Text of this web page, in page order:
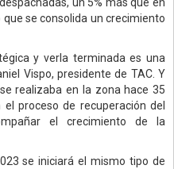
que se consolida un crecimiento
y verla terminada es una
Vispo, presidente de TAC. Y
realizaba en la zona hace 35
proceso de recuperación del
el crecimiento de la
se iniciará el mismo tipo de